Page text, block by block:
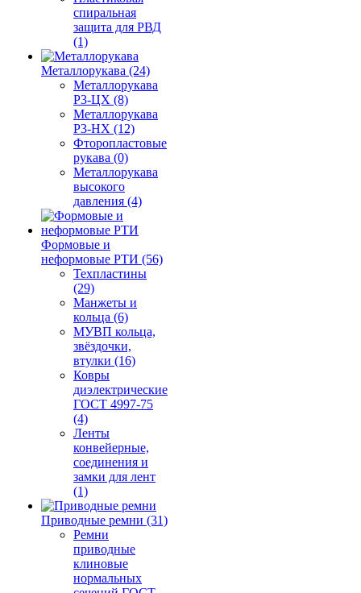
спиральная
защита для РВД
(1)
Металлорукава (24)
Металлорукава
Р3-ЦХ (8)
Металлорукава
Р3-НХ (12)
Фторопластовые
рукава (0)
Металлорукава
высокого
давления (4)
Формовые и
неформовые РТИ (56)
Техпластины
(29)
Манжеты и
кольца (6)
МУВП кольца,
звёздочки,
втулки (16)
Ковры
диэлектрические
ГОСТ 4997-75
(4)
Ленты
конвейерные,
соединения и
замки для лент
(1)
Приводные ремни (31)
Ремни
приводные
клиновые
нормальных